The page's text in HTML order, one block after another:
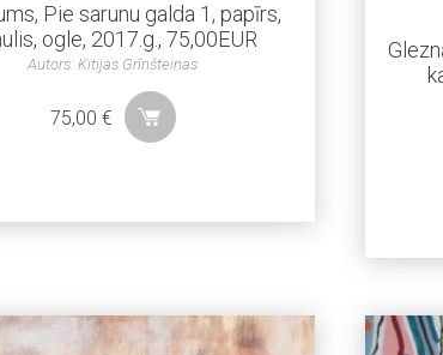
Pie sarunu galda 1, papīrs,
ogle, 2017.g., 75,00EUR
Autors: Kitijas Grīnšteinas
75,00 €